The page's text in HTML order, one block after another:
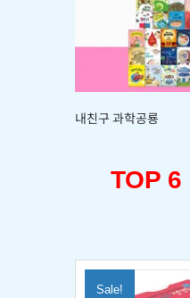
내친구 과학공룡
TOP 6
Sale!